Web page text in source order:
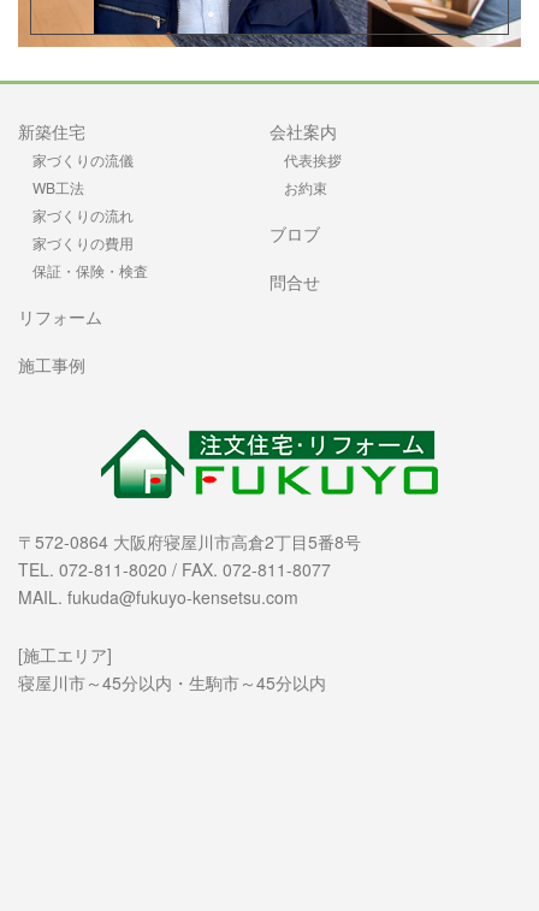
新築住宅
家づくりの流儀
WB工法
家づくりの流れ
家づくりの費用
保証・保険・検査
リフォーム
施工事例
会社案内
代表挨拶
お約束
ブロブ
問合せ
〒572-0864 大阪府寝屋川市高倉2丁目5番8号
TEL. 072-811-8020 / FAX. 072-811-8077
MAIL. fukuda@fukuyo-kensetsu.com
[施工エリア]
寝屋川市～45分以内・生駒市～45分以内